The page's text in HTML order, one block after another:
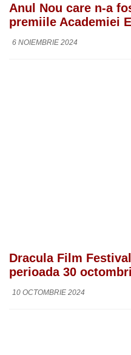
Anul Nou care n-a
premiile Academiei
6 NOIEMBRIE 2024
Dracula Film
perioada 30
10 OCTOMBRIE 2024